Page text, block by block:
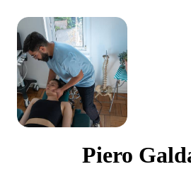
Piero